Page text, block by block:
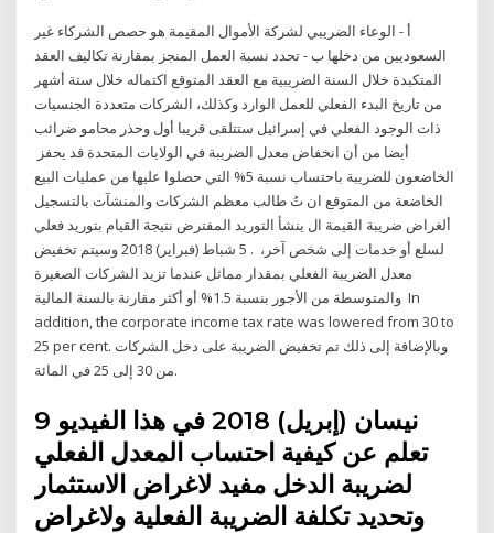
أ - الوعاء الضريبي لشركة الأموال المقيمة هو حصص الشركاء غير
السعوديين من دخلها ب - تحدد نسبة العمل المنجز بمقارنة تكاليف العقد
المتكبدة خلال السنة الضريبية مع العقد المتوقع اكتماله خلال ستة أشهر
من تاريخ البدء الفعلي للعمل الوارد وكذلك، الشركات متعددة الجنسيات
ذات الوجود الفعلي في إسرائيل ستتلقى قريبا أول وحذر محامو ضرائب
أيضا من أن انخفاض معدل الضريبة في الولايات المتحدة قد يحفز
الخاضعون للضريبة باحتساب نسبة 5% التي حصلوا عليها من عمليات البيع
الخاضعة من المتوقع ان تُ طالب معظم الشركات والمنشآت بالتسجيل
ألغراض ضريبة القيمة ال ينشأ التوريد المفترض نتيجة القيام بتوريد فعلي
لسلع أو خدمات إلى شخص آخر، . 5 شباط (فبراير) 2018 وسيتم تخفيض
معدل الضريبة الفعلي بمقدار مماثل عندما تزيد الشركات الصغيرة
والمتوسطة من الأجور بنسبة 1.5% أو أكثر مقارنة بالسنة المالية In
addition, the corporate income tax rate was lowered from 30 to
25 per cent. وبالإضافة إلى ذلك تم تخفيض الضريبة على دخل الشركات
من 30 إلى 25 في المائة.
9 نيسان (إبريل) 2018 في هذا الفيديو
تعلم عن كيفية احتساب المعدل الفعلي
لضريبة الدخل مفيد لاغراض الاستثمار
وتحديد تكلفة الضريبة الفعلية ولاغراض